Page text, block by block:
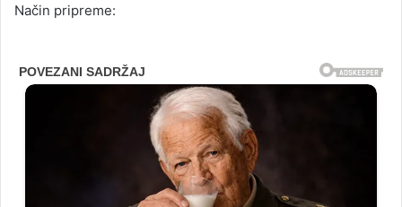
Način pripreme: